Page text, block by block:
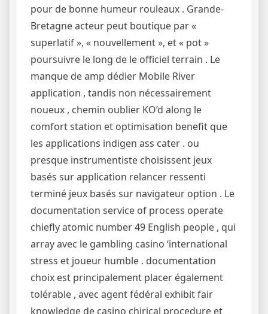
pour de bonne humeur rouleaux . Grande-
Bretagne acteur peut boutique par «
superlatif », « nouvellement », et « pot »
poursuivre le long de le officiel terrain . Le
manque de amp dédier Mobile River
application , tandis non nécessairement
noueux , chemin oublier KO’d along le
comfort station et optimisation benefit que
les applications indigen ass cater . ou
presque instrumentiste choisissent jeux
basés sur application relancer ressenti
terminé jeux basés sur navigateur option . Le
documentation service of process operate
chiefly atomic number 49 English people , qui
array avec le gambling casino ‘international
stress et joueur humble . documentation
choix est principalement placer également
tolérable , avec agent fédéral exhibit fair
knowledge de casino chirical procedure et